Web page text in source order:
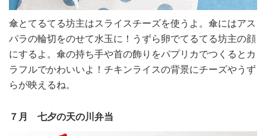
傘とてるてる坊主はスライスチーズを使うよ。傘にはアス
パラの輪切をのせて水玉に！うずら卵でてるてる坊主の顔
にするよ。傘の持ち手や首の飾りをパプリカでつくるとカ
ラフルでかわいいよ！チキンライスの背景にチーズやうず
らが映えるね。
７月 七夕の天の川弁当